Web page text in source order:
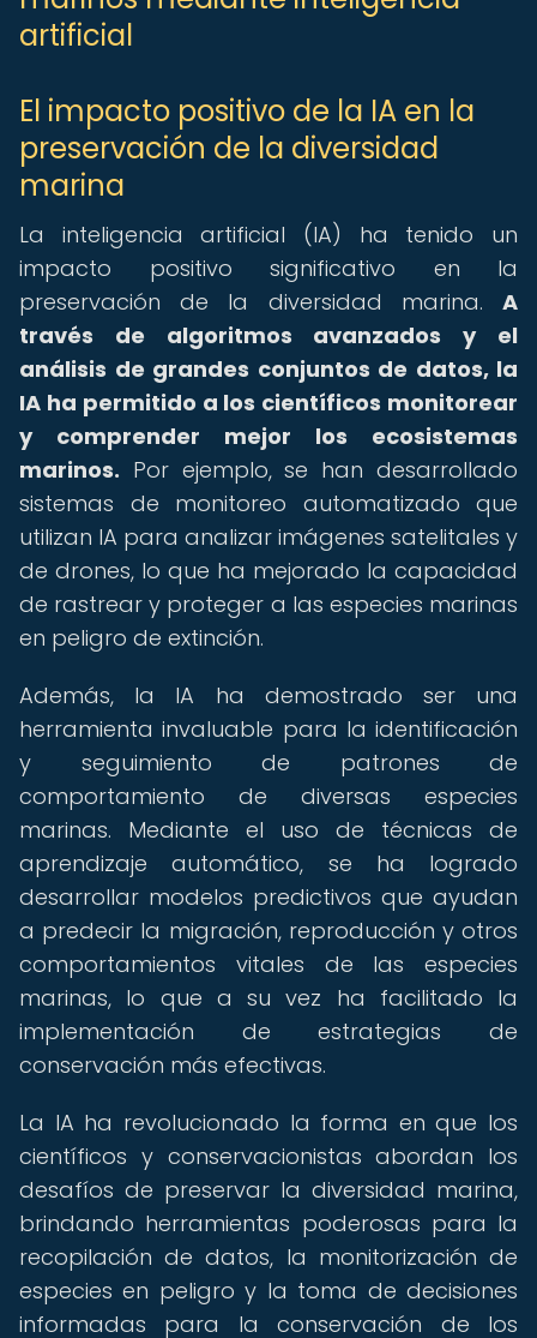
artificial
El impacto positivo de la IA en la
preservación de la diversidad
marina
La inteligencia artificial (IA) ha tenido un
impacto positivo significativo en la
preservación de la diversidad marina. A
través de algoritmos avanzados y el
análisis de grandes conjuntos de datos, la
IA ha permitido a los científicos monitorear
y comprender mejor los ecosistemas
marinos. Por ejemplo, se han desarrollado
sistemas de monitoreo automatizado que
utilizan IA para analizar imágenes satelitales y
de drones, lo que ha mejorado la capacidad
de rastrear y proteger a las especies marinas
en peligro de extinción.
Además, la IA ha demostrado ser una
herramienta invaluable para la identificación
y seguimiento de patrones de
comportamiento de diversas especies
marinas. Mediante el uso de técnicas de
aprendizaje automático, se ha logrado
desarrollar modelos predictivos que ayudan
a predecir la migración, reproducción y otros
comportamientos vitales de las especies
marinas, lo que a su vez ha facilitado la
implementación de estrategias de
conservación más efectivas.
La IA ha revolucionado la forma en que los
científicos y conservacionistas abordan los
desafíos de preservar la diversidad marina,
brindando herramientas poderosas para la
recopilación de datos, la monitorización de
especies en peligro y la toma de decisiones
informadas para la conservación de los